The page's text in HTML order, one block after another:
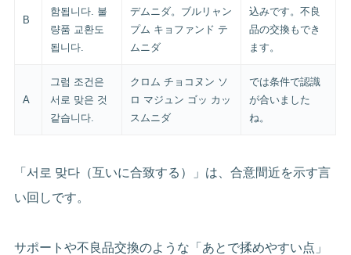
B
함됩니다. 불
량품 교환도
됩니다.
デムニダ。ブルリャン
プム キョファンド テ
ムニダ
込みです。不良
品の交換もでき
ます。
A
그럼 조건은
서로 맞은 것
같습니다.
クロム チョコヌン ソ
ロ マジュン ゴッ カッ
スムニダ
では条件で認識
が合いました
ね。
「서로 맞다（互いに合致する）」は、合意間近を示す言
い回しです。
サポートや不良品交換のような「あとで揉めやすい点」